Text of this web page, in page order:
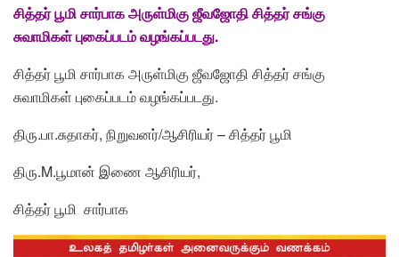
சித்தர் பூமி சார்பாக அருள்மிகு ஜீவஜோதி சித்தர் சங்கு
சுவாமிகள் புகைப்படம் வழங்கப்படது.
சித்தர் பூமி சார்பாக அருள்மிகு ஜீவஜோதி சித்தர் சங்கு
சுவாமிகள் புகைப்படம் வழங்கப்படது.
திரு.பா.சுதாகர், நிறுவனர்/ஆசிரியர் – சித்தர் பூமி
திரு.M.பூமான் இணை ஆசிரியர்,
சித்தர் பூமி சார்பாக